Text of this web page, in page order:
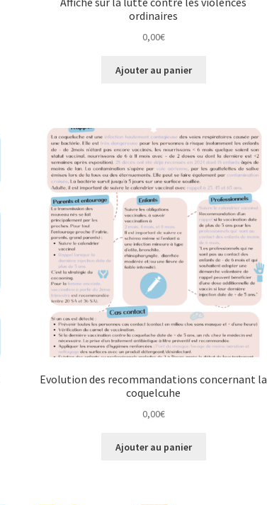
ordinaires
0,00€
Ajouter au panier
Evolution des recommandations concernant la
coquelcuhe
0,00€
Ajouter au panier